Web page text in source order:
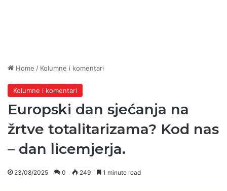
Home / Kolumne i komentari
Kolumne i komentari
Europski dan sjećanja na
žrtve totalitarizama? Kod nas
– dan licemjerja.
23/08/2025 0 249 1 minute read